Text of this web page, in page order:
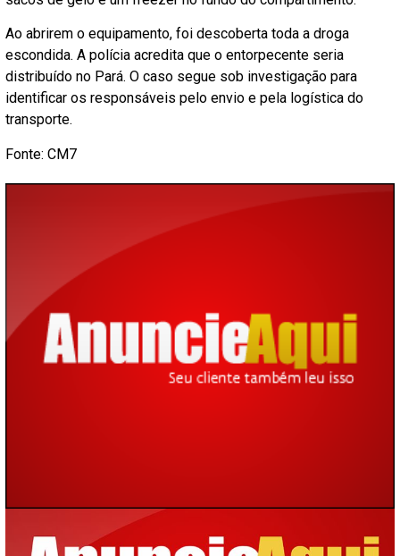
Ao abrirem o equipamento, foi descoberta toda a droga
escondida. A polícia acredita que o entorpecente seria
distribuído no Pará. O caso segue sob investigação para
identificar os responsáveis pelo envio e pela logística do
transporte.
Fonte: CM7